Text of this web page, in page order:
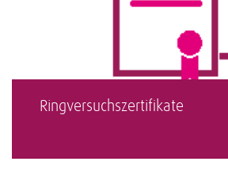
Ringversuchszertifikate